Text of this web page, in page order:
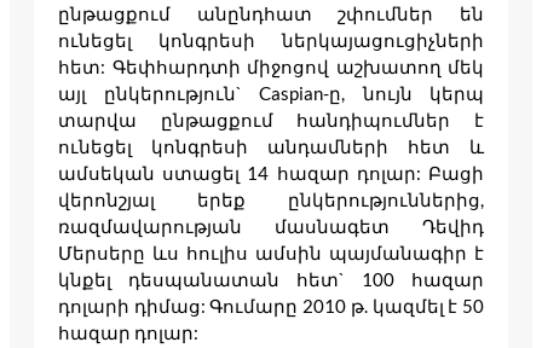
ընթացքում անընդհատ շփումներ են
ունեցել կոնգրեսի ներկայացուցիչների
հետ: Գեփհարդտի միջոցով աշխատող մեկ
այլ ընկերություն` Caspian-ը, նույն կերպ
տարվա ընթացքում հանդիպումներ է
ունեցել կոնգրեսի անդամների հետ և
ամսեկան ստացել 14 հազար դոլար: Բացի
վերոնշյալ երեք ընկերություններից,
ռազմավարության մասնագետ Դեվիդ
Մերսերը ևս հուլիս ամսին պայմանագիր է
կնքել դեսպանատան հետ` 100 հազար
դոլարի դիմաց: Գումարը 2010 թ. կազմել է 50
հազար դոլար: